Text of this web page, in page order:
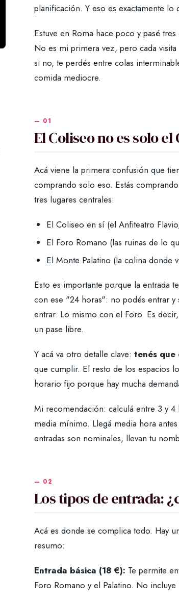
planificación. Y eso es exactamente lo
Estuve en Roma hace poco y pasé
No es mi primera vez, pero cada
si no, te perdés entre colas
comida mediocre.
El Coliseo no es solo
Acá viene la primera confusión que
comprando solo eso. Estás
tres lugares centrales:
El Coliseo en sí (el Anfiteatro
El Foro Romano (las ruinas de lo
El Monte Palatino (la colina donde
Esto es importante porque la entrada
con ese "24 horas": no podés entrar
entrar. Lo mismo con el Foro. Es
un pase libre.
Y acá va otro detalle clave: tenés que
que cumplir. El resto de los espacios
horario fijo porque hay mucha
Mi recomendación: calculá entre 3 y
media mínimo. Llegá media hora
entradas son nominales, llevan tu
Los tipos de entrada:
Acá es donde se complica todo. Hay
resumo:
Entrada básica (18 €): Te permite
Foro Romano y el Palatino. No